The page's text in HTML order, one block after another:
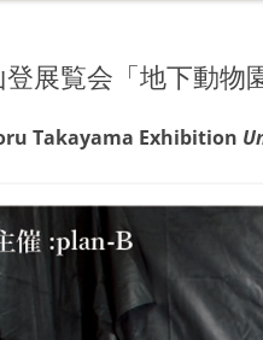
登展覧会「地下動
Takayama Exhibition